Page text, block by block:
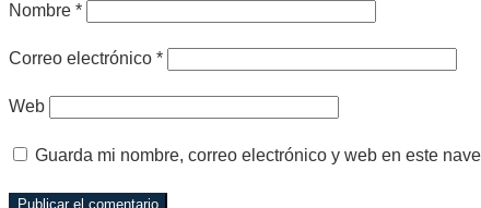
Nombre *
Correo electrónico *
Web
Guarda mi nombre, correo electrónico y web en este